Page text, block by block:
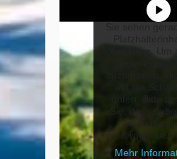
YouTube
unten. Bitte
Sie, dass
an
weitergegeben
Mehr